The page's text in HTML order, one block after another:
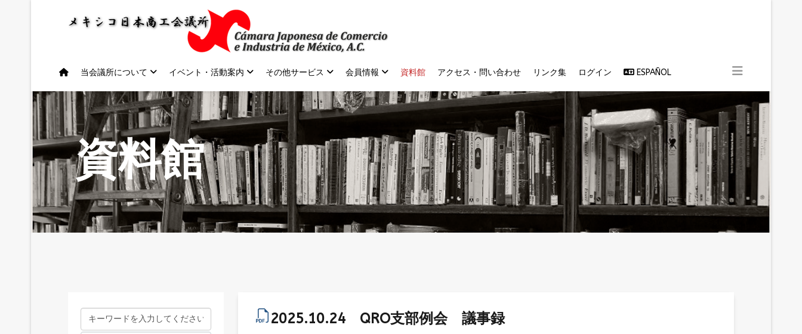
当会議所について イベント・活動案内 その他サービス 会員情報 資料館 アクセス・問い合わせ リンク集 ログイン ESPAÑOL
資料館
2025.10.24 QRO支部例会 議事録